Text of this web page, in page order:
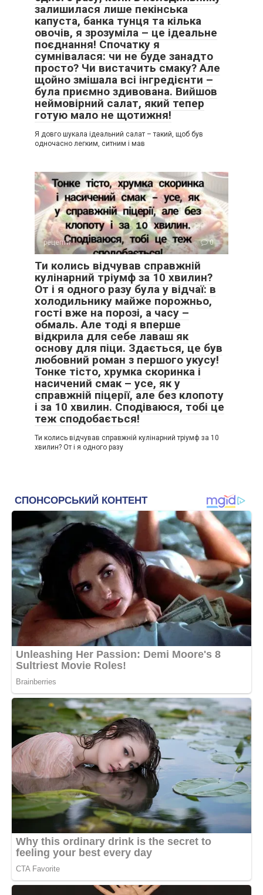
залишилася лише пекінська
капуста, банка тунця та кілька
овочів, я зрозуміла – це ідеальне
поєднання! Спочатку я
сумнівалася: чи не буде занадто
просто? Чи вистачить смаку? Але
щойно змішала всі інгредієнти –
була приємно здивована. Вийшов
неймовірний салат, який тепер
готую мало не щотижня!
Я довго шукала ідеальний салат – такий, щоб був
одночасно легким, ситним і мав
рецепти 0
Ти колись відчував справжній
кулінарний тріумф за 10 хвилин?
От і я одного разу була у відчаї: в
холодильнику майже порожньо,
гості вже на порозі, а часу –
обмаль. Але тоді я вперше
відкрила для себе лаваш як
основу для піци. Здається, це був
любовний роман з першого укусу!
Тонке тісто, хрумка скоринка і
насичений смак – усе, як у
справжній піцерії, але без клопоту
і за 10 хвилин. Сподіваюся, тобі це
теж сподобається!
Ти колись відчував справжній кулінарний тріумф за 10
хвилин? От і я одного разу